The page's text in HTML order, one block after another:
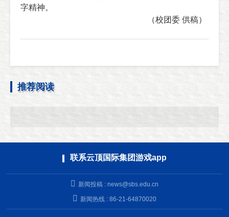
字精神。
（校团委 供稿）
推荐阅读
联系云顶国际集团游戏app
新闻投稿 : news@sbs.edu.cn
新闻热线 : 86-21-64870020